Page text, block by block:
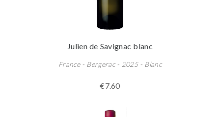
Julien de Savignac blanc
France - Bergerac - 2025 - Blanc
€7.60